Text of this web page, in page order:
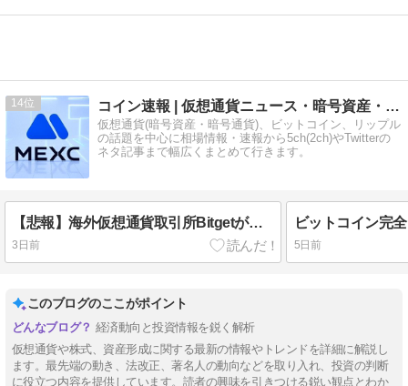
14 コイン速報 | 仮想通貨ニュース・暗号資産・5chまとめ
仮想通貨(暗号資産・暗号通貨)、ビットコイン、リップル
の話題を中心に相場情報・速報から5ch(2ch)やTwitterの
ネタ記事まで幅広くまとめて行きます。
【悲報】海外仮想通貨取引所Bitgetが日本撤退のお知らせ・・・
3日前
ビットコイン完
5日前
このブログのここがポイント
経済動向と投資情報を鋭く解析
仮想通貨や株式、資産形成に関する最新の情報やトレンドを詳細に解説し
ます。最先端の動き、法改正、著名人の動向などを取り入れ、投資の判断
に役立つ内容を提供しています。読者の興味を引きつける鋭い観点とわか